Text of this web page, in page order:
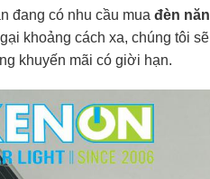
đang có nhu cầu mua đèn
khoảng cách xa, chúng tôi
khuyến mãi có giời hạn.